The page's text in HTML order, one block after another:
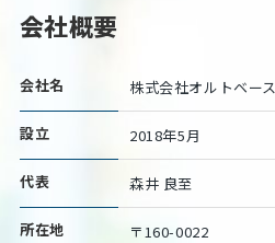
会社概要
会社名 株式会社オルトベース
設立 2018年5月
代表 森井 良至
所在地
〒160-0022